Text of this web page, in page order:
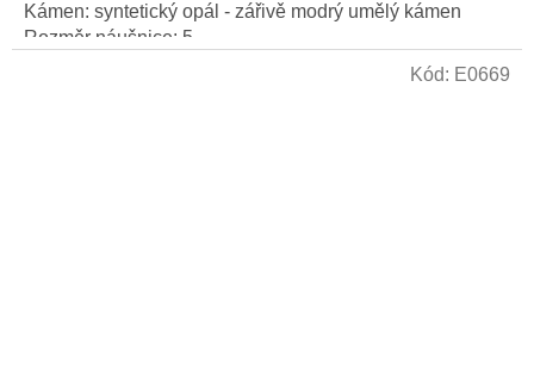
Kámen: syntetický opál - zářivě modrý umělý kámen
Rozměr náušnice: 5...
Kód: E0669